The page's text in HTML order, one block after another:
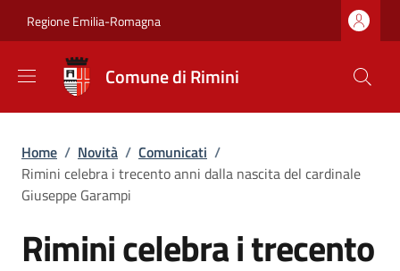
Regione Emilia-Romagna
Comune di Rimini
Briciole di pane
Home / Novità / Comunicati /
Rimini celebra i trecento anni dalla nascita del cardinale
Giuseppe Garampi
Rimini celebra i trecento